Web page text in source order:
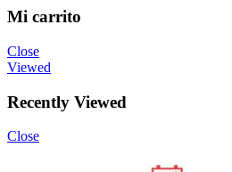
Mi carrito
Close
Viewed
Recently Viewed
Close